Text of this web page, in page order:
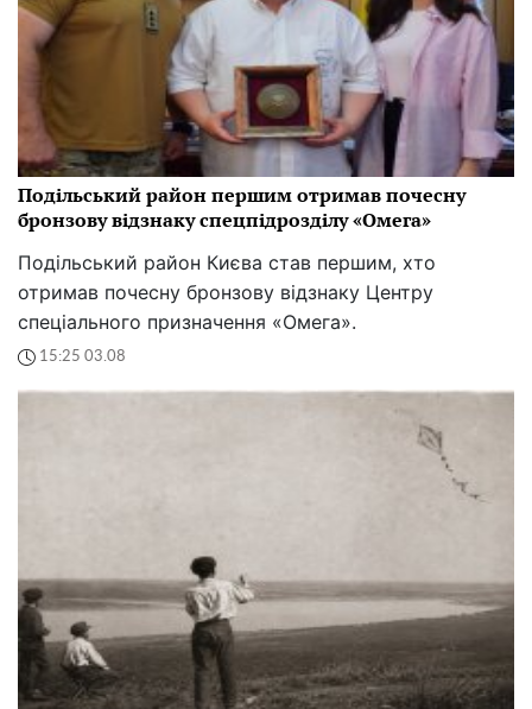
Подільський район першим отримав почесну
бронзову відзнаку спецпідрозділу «Омега»
Подільський район Києва став першим, хто
отримав почесну бронзову відзнаку Центру
спеціального призначення «Омега».
15:25 03.08